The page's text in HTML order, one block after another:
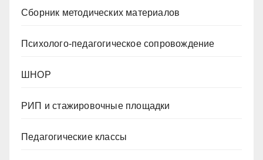
Сборник методических материалов
Психолого-педагогическое сопровождение
ШНОР
РИП и стажировочные площадки
Педагогические классы